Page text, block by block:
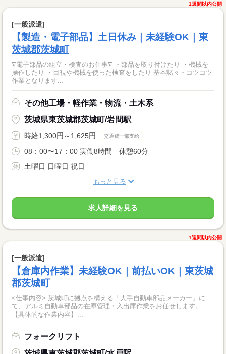
1週間以内公開
[一般派遣]
【製造・電子部品】土日休み｜未経験OK｜東
茨城郡茨城町
∇電子部品の組立・検査のお仕事∇ ・部品を取り付けたり ・機械を
操作したり ・目視や機械を使った検査をしたり 基本黙々・コツコツ
作業となります...
その他工場・軽作業・物流・土木系
茨城県東茨城郡茨城町/岩間駅
時給1,300円～1,625円 交通費一部支給
08：00〜17：00 実働8時間 休憩60分
土曜日 日曜日 祝日
もっと見る
求人詳細を見る
1週間以内公開
[一般派遣]
【倉庫内作業】未経験OK｜前払いOK｜東茨城
郡茨城町
<仕事内容> 茨城町に拠点を構える「大手自動車部品メーカー」に
て、アルミ自動車部品の在庫管理・入出庫作業をお任せします。
【具体的な作業内容】...
フォークリフト